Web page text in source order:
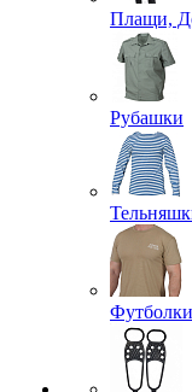
Плащи,
Рубашки
Футболки